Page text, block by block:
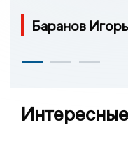
Баранов